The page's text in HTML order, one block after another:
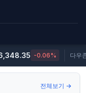
-0.06% 다우
전체보기 →